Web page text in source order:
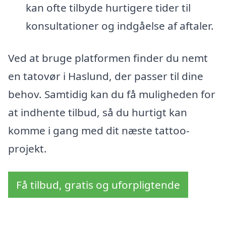
kan ofte tilbyde hurtigere tider til
konsultationer og indgåelse af aftaler.
Ved at bruge platformen finder du nemt
en tatovør i Haslund, der passer til dine
behov. Samtidig kan du få muligheden for
at indhente tilbud, så du hurtigt kan
komme i gang med dit næste tattoo-
projekt.
Få tilbud, gratis og uforpligtende